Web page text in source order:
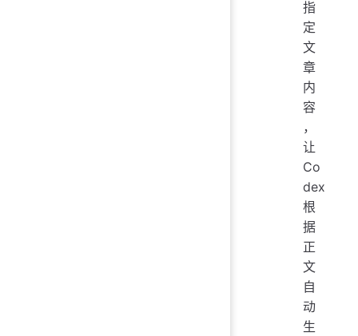
指
定
文
章
内
容
，
让
Co
dex
根
据
正
文
自
动
生